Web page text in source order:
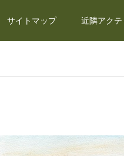
サイトマップ 近隣アクテ